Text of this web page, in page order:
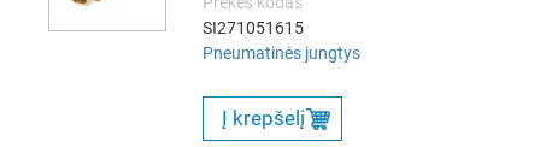
SI271051615
Pneumatinės jungtys
Į krepšelį